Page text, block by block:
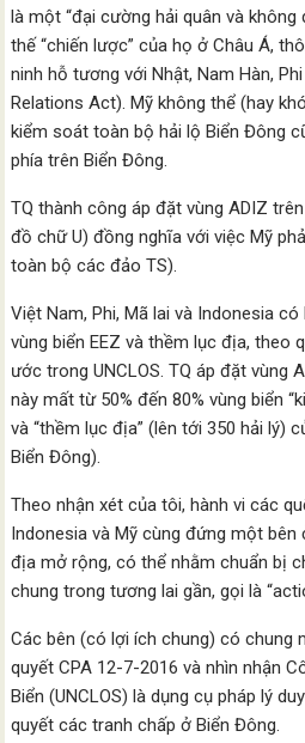
là một “đại cường hải quân và không
thế “chiến lược” của họ ở Châu Á,
ninh hỗ tương với Nhật, Nam Hàn,
Relations Act). Mỹ không thể (hay
kiểm soát toàn bộ hải lộ Biển Đông
phía trên Biển Đông.
TQ thành công áp đặt vùng ADIZ
đồ chữ U) đồng nghĩa với việc Mỹ
toàn bộ các đảo TS).
Việt Nam, Phi, Mã lai và Indonesia
vùng biển EEZ và thềm lục địa, theo
ước trong UNCLOS. TQ áp đặt vùng
này mất từ 50% đến 80% vùng biển
và “thềm lục địa” (lên tới 350 hải lý)
Biển Đông).
Theo nhận xét của tôi, hành vi các
Indonesia và Mỹ cùng đứng một bên
địa mở rộng, có thể nhằm chuẩn bị
chung trong tương lai gần, gọi là
Các bên (có lợi ích chung) có chung
quyết CPA 12-7-2016 và nhìn nhận
Biển (UNCLOS) là dụng cụ pháp lý
quyết các tranh chấp ở Biển Đông.